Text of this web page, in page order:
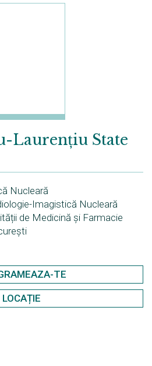
îți va fi
Laurențiu State
Nucleară
Imagistică Nucleară
de Medicină și Farmacie
TE
LOCAȚIE